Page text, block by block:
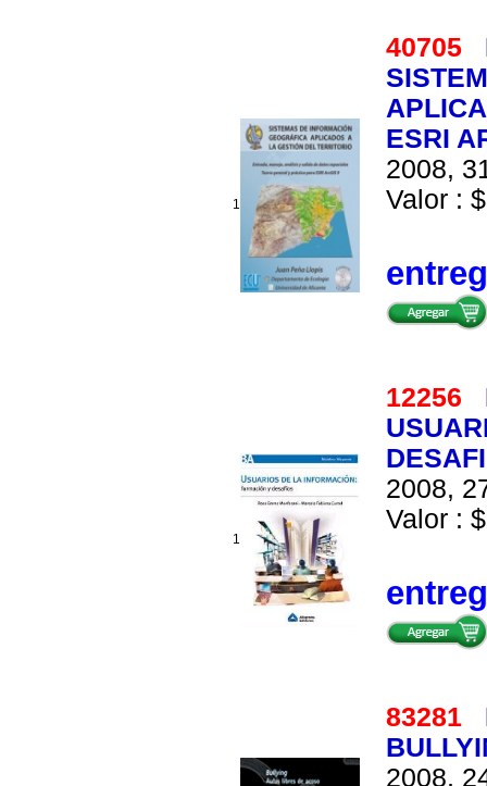
1
40705
ESRI
2008,
Valor :
1
12256
2008,
Valor :
83281
2008,